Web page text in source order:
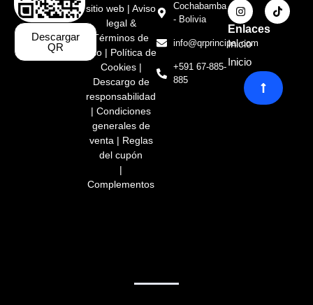
Descargar
QR
sitio web | Aviso
legal &
Términos de
uso| Política de
Cookies|
Descargo de
responsabilidad
| Condiciones
generales de
venta | Reglas
del cupón
|
Complementos
Cochabamba
- Bolivia
info@qrprincipal.com
+591 67-885-
885
Enlaces
Inicio
Inicio